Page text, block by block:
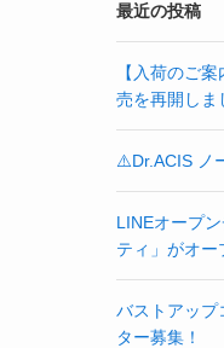
最近の投稿
【入荷のご
売を再開しま
⚠️Dr.ACIS ノ
LINEオープ
ティ」がオー
バストアップ
ター募集！